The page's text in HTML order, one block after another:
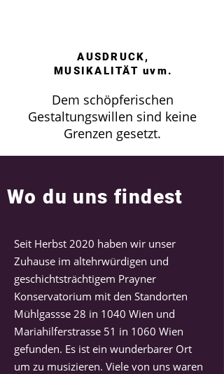
AUSDRUCK,
MUSIKALITÄT uvm.
Dem schöpferischen
Gestaltungswillen sind keine
Grenzen gesetzt.
Wo du uns findest
Seit Herbst 2020 haben wir unser
Zuhause im altehrwürdigen und
geschichtsträchtigem Prayner
Konservatorium mit den Standorten
Mühlgassse 28 in 1040 Wien und
Mariahilferstrasse 51 in 1060 Wien
gefunden. Es ist ein wunderbarer Ort
um zu musizieren. Viele von uns waren